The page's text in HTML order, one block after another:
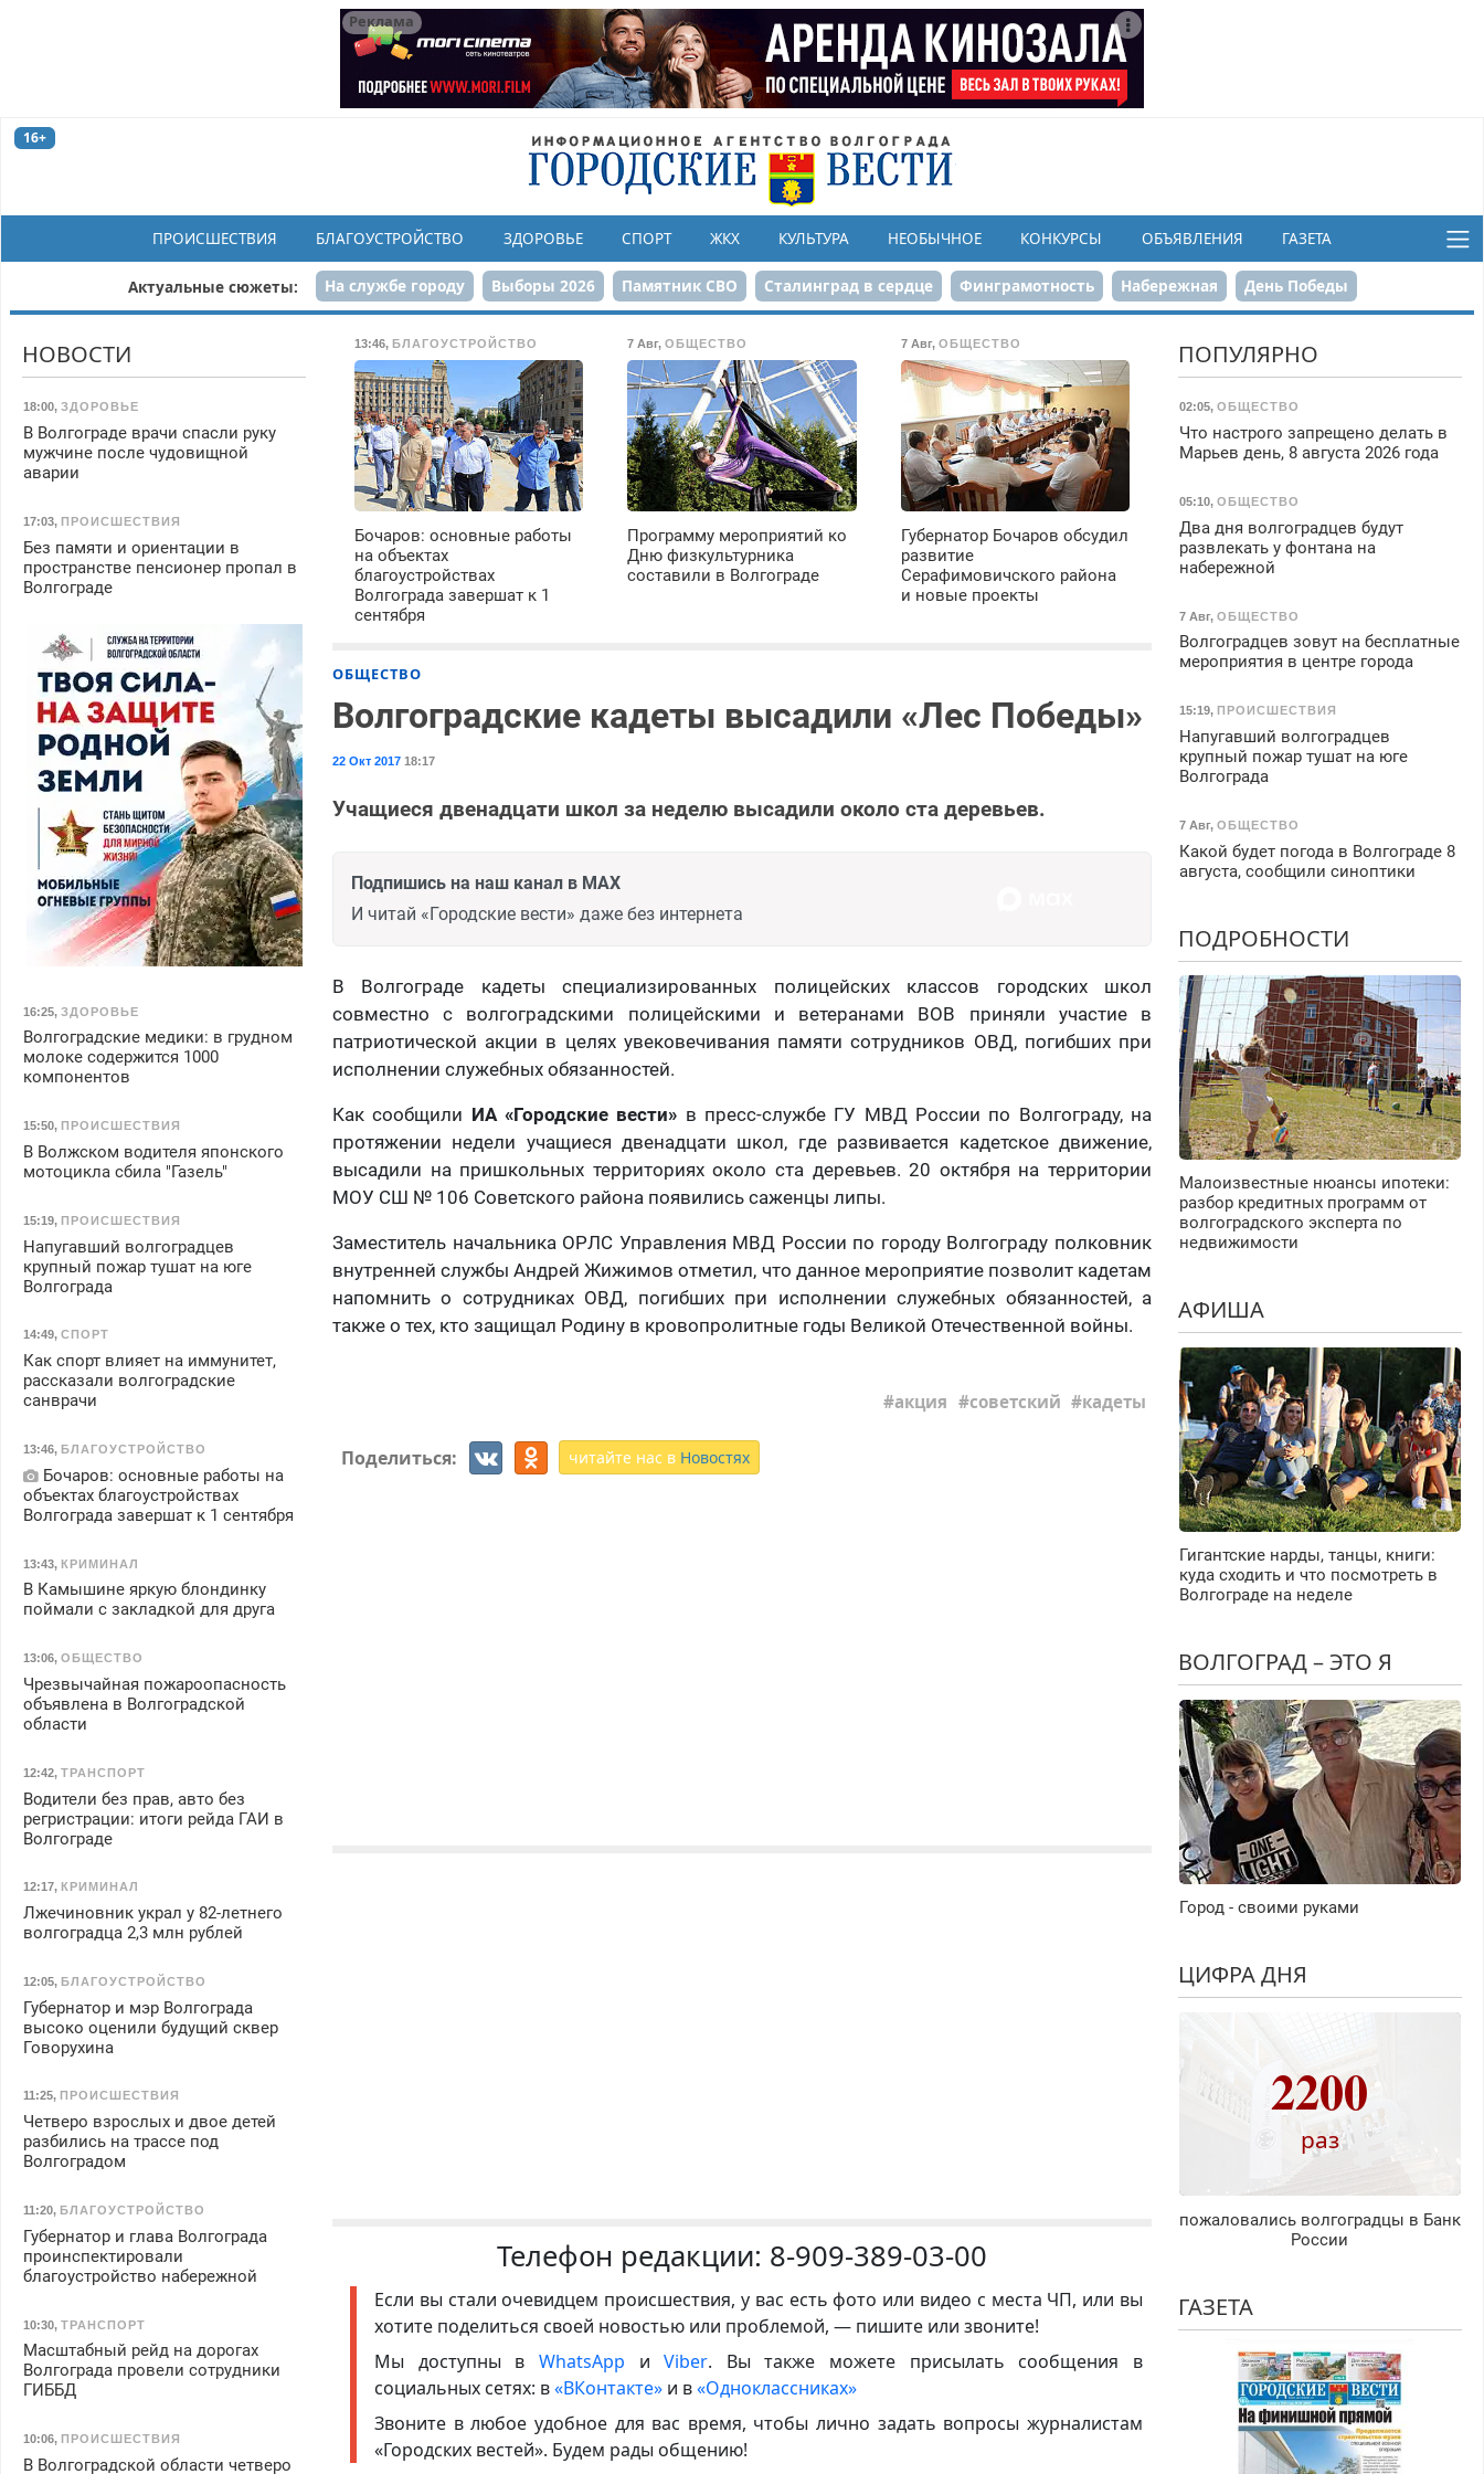
Реклама
16+
ПРОИСШЕСТВИЯ БЛАГОУСТРОЙСТВО ЗДОРОВЬЕ СПОРТ ЖКХ КУЛЬТУРА НЕОБЫЧНОЕ КОНКУРСЫ ОБЪЯВЛЕНИЯ ГАЗЕТА
Актуальные сюжеты: На службе городу Выборы 2026 Памятник СВО Сталинград в сердце Финграмотность Набережная День Победы
Реконструкция ЦПКиО 80-летие Победы Парк Героев-летчиков
13:46, БЛАГОУСТРОЙСТВО
Бочаров: основные работы
на объектах
благоустройствах
Волгограда завершат к 1
сентября
7 Авг,ОБЩЕСТВО
Программу мероприятий ко
Дню физкультурника
составили в Волгограде
7 Авг, ОБЩЕСТВО
Губернатор Бочаров обсудил
развитие
Серафимовичского района
и новые проекты
ОБЩЕСТВО
Волгоградские кадеты высадили «Лес Победы»
22 Окт 2017 18:17
Учащиеся двенадцати школ за неделю высадили около ста деревьев.
Подпишись на наш канал в MAX
И читай «Городские вести» даже без интернета
В Волгограде кадеты специализированных полицейских классов городских школ
совместно с волгоградскими полицейскими и ветеранами ВОВ приняли участие в
патриотической акции в целях увековечивания памяти сотрудников ОВД, погибших при
исполнении служебных обязанностей.
Как сообщили ИА «Городские вести» в пресс-службе ГУ МВД России по Волгограду, на
протяжении недели учащиеся двенадцати школ, где развивается кадетское движение,
высадили на пришкольных территориях около ста деревьев. 20 октября на территории
МОУ СШ № 106 Советского района появились саженцы липы.
Заместитель начальника ОРЛС Управления МВД России по городу Волгограду полковник
внутренней службы Андрей Жижимов отметил, что данное мероприятие позволит кадетам
напомнить о сотрудниках ОВД, погибших при исполнении служебных обязанностей, а
также о тех, кто защищал Родину в кровопролитные годы Великой Отечественной войны.
акция советский кадеты
Поделиться: читайте нас в Новостях
Телефон редакции: 8-909-389-03-00
Если вы стали очевидцем происшествия, у вас есть фото или видео с места ЧП, или вы
хотите поделиться своей новостью или проблемой, — пишите или звоните!
Мы доступны в WhatsApp иViber. Вы также можете присылать сообщения в
социальных сетях: в«ВКонтакте» и в«Одноклассниках»
Звоните в любое удобное для вас время, чтобы лично задать вопросы журналистам
«Городских вестей». Будем рады общению!
НОВОСТИ
18:00, ЗДОРОВЬЕ
В Волгограде врачи спасли руку
мужчине после чудовищной
аварии
17:03, ПРОИСШЕСТВИЯ
Без памяти и ориентации в
пространстве пенсионер пропал в
Волгограде
16:25, ЗДОРОВЬЕ
Волгоградские медики: в грудном
молоке содержится 1000
компонентов
15:50, ПРОИСШЕСТВИЯ
В Волжском водителя японского
мотоцикла сбила "Газель"
15:19, ПРОИСШЕСТВИЯ
Напугавший волгоградцев
крупный пожар тушат на юге
Волгограда
14:49, СПОРТ
Как спорт влияет на иммунитет,
рассказали волгоградские
санврачи
13:46, БЛАГОУСТРОЙСТВО
Бочаров: основные работы на
объектах благоустройствах
Волгограда завершат к 1 сентября
13:43, КРИМИНАЛ
В Камышине яркую блондинку
поймали с закладкой для друга
13:06, ОБЩЕСТВО
Чрезвычайная пожароопасность
объявлена в Волгоградской
области
12:42, ТРАНСПОРТ
Водители без прав, авто без
регристрации: итоги рейда ГАИ в
Волгограде
12:17, КРИМИНАЛ
Лжечиновник украл у 82-летнего
волгоградца 2,3 млн рублей
12:05, БЛАГОУСТРОЙСТВО
Губернатор и мэр Волгограда
высоко оценили будущий сквер
Говорухина
11:25, ПРОИСШЕСТВИЯ
Четверо взрослых и двое детей
разбились на трассе под
Волгоградом
11:20, БЛАГОУСТРОЙСТВО
Губернатор и глава Волгограда
проинспектировали
благоустройство набережной
10:30, ТРАНСПОРТ
Масштабный рейд на дорогах
Волгограда провели сотрудники
ГИББД
10:06, ПРОИСШЕСТВИЯ
В Волгоградской области четверо
ПОПУЛЯРНО
02:05, ОБЩЕСТВО
Что настрого запрещено делать в
Марьев день, 8 августа 2026 года
05:10, ОБЩЕСТВО
Два дня волгоградцев будут
развлекать у фонтана на
набережной
7 Авг, ОБЩЕСТВО
Волгоградцев зовут на бесплатные
мероприятия в центре города
15:19, ПРОИСШЕСТВИЯ
Напугавший волгоградцев
крупный пожар тушат на юге
Волгограда
7 Авг, ОБЩЕСТВО
Какой будет погода в Волгограде 8
августа, сообщили синоптики
ПОДРОБНОСТИ
Малоизвестные нюансы ипотеки:
разбор кредитных программ от
волгоградского эксперта по
недвижимости
АФИША
Гигантские нарды, танцы, книги:
куда сходить и что посмотреть в
Волгограде на неделе
ВОЛГОГРАД – ЭТО Я
Город - своими руками
ЦИФРА ДНЯ
2200
раз
пожаловались волгоградцы в Банк
России
ГАЗЕТА